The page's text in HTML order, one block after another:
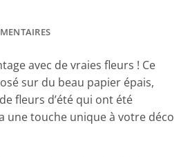
avec de vraies fleurs ! Ce
sur du beau papier épais,
fleurs d’été qui ont été
une touche unique à votre déco